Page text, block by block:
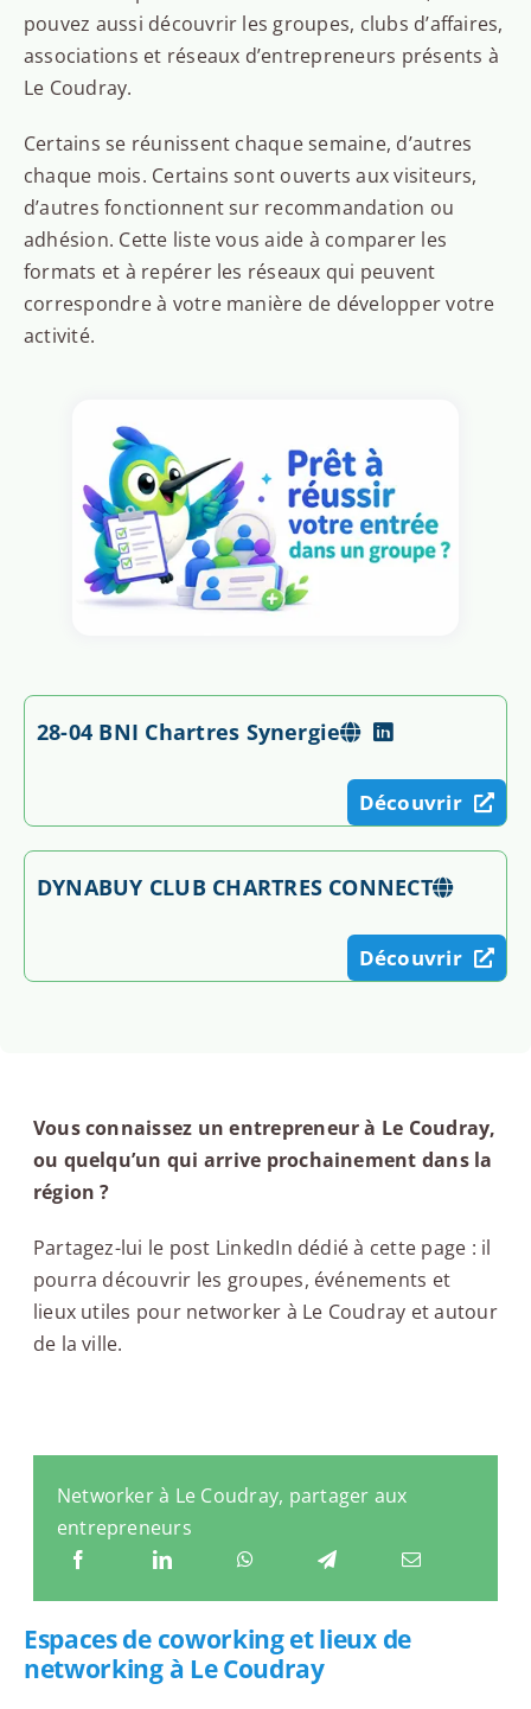
pouvez aussi découvrir les groupes, clubs d’affaires,
associations et réseaux d’entrepreneurs présents à
Le Coudray.
Certains se réunissent chaque semaine, d’autres
chaque mois. Certains sont ouverts aux visiteurs,
d’autres fonctionnent sur recommandation ou
adhésion. Cette liste vous aide à comparer les
formats et à repérer les réseaux qui peuvent
correspondre à votre manière de développer votre
activité.
28-04 BNI Chartres Synergie
Découvrir
DYNABUY CLUB CHARTRES CONNECT
Découvrir
Vous connaissez un entrepreneur à Le Coudray,
ou quelqu’un qui arrive prochainement dans la
région ?
Partagez-lui le post LinkedIn dédié à cette page : il
pourra découvrir les groupes, événements et
lieux utiles pour networker à Le Coudray et autour
de la ville.
Networker à Le Coudray, partager aux
entrepreneurs
Espaces de coworking et lieux de
networking à Le Coudray